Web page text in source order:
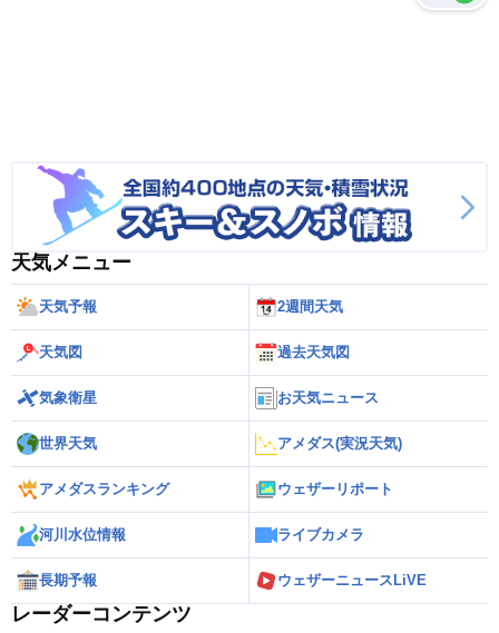
天気メニュー
天気予報 2週間天気
天気図 過去天気図
気象衛星 お天気ニュース
世界天気 アメダス(実況天気)
アメダスランキング ウェザーリポート
河川水位情報 ライブカメラ
長期予報 ウェザーニュースLiVE
レーダーコンテンツ